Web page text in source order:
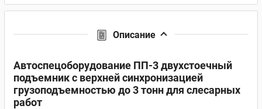
Описание
Автоспецоборудование ПП-3 двухстоечный
подъемник с верхней синхронизацией
грузоподъемностью до 3 тонн для слесарных
работ